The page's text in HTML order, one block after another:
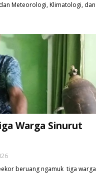
Meteorologi, Klimatologi, dan
Warga Sinurut
beruang ngamuk tiga warga